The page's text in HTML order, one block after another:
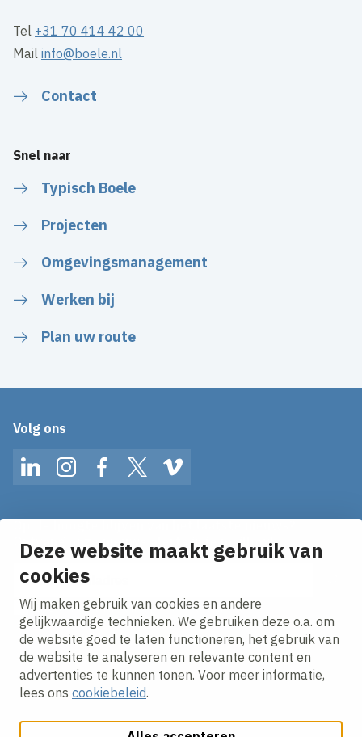
Deze website maakt gebruik van
cookies
Wij maken gebruik van cookies en andere
gelijkwaardige technieken. We gebruiken deze o.a. om
de website goed te laten functioneren, het gebruik van
de website te analyseren en relevante content en
advertenties te kunnen tonen. Voor meer informatie,
lees ons cookiebeleid.
Tel +31 70 414 42 00
Mailinfo@boele.nl
Contact
Snel naar
Typisch Boele
Projecten
Omgevingsmanagement
Werken bij
Plan uw route
Volg ons
LinkedInInstagramFacebookTwitterVimeo
Ontvang onze nieuws alerts in je mailbox!
E-mailadres
Ik ga akkoord met hetprivacy statement.